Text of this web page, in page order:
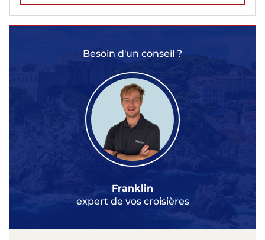
Besoin d'un conseil ?
Franklin
expert de vos croisières